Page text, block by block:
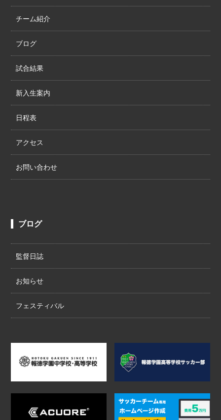
チーム紹介
ブログ
試合結果
新入生案内
日程表
アクセス
お問い合わせ
ブログ
監督日誌
お知らせ
フェスティバル